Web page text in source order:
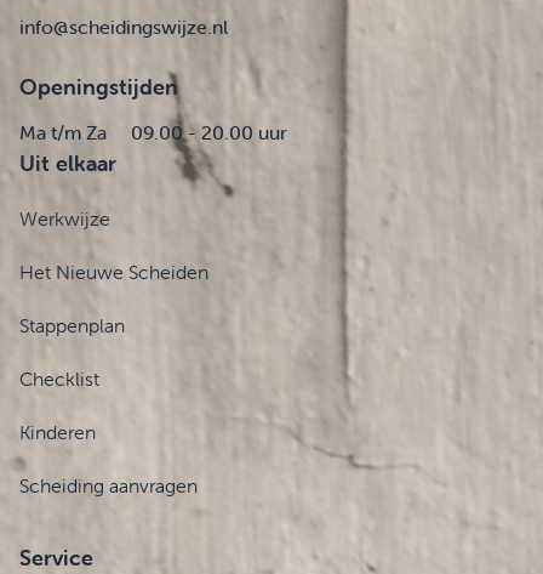
info@scheidingswijze.nl
Openingstijden
Ma t/m Za 09.00 - 20.00 uur
Uit elkaar
Werkwijze
Het Nieuwe Scheiden
Stappenplan
Checklist
Kinderen
Scheiding aanvragen
Service